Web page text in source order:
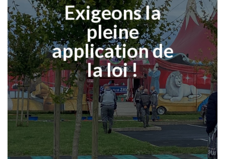
Exigeons la
pleine
application de
la loi !